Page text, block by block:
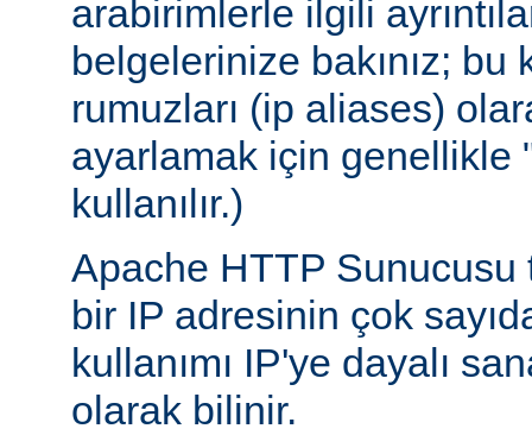
arabirimlerle ilgili
belgelerinize bakınız;
rumuzları (ip aliases)
ayarlamak için genellikle
kullanılır.)
Apache HTTP
bir IP adresinin çok
kullanımı IP'ye dayalı
olarak bilinir.